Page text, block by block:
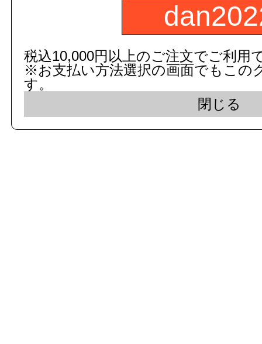
c 2015 dandorie.com All
表示モード： モバ
税込10,000円以上のご注文でご利用
※お支払い方法選択の画面でもこの
す。
閉じる